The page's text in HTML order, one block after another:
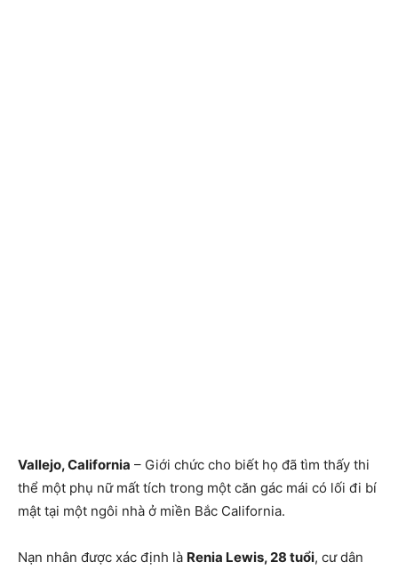
Vallejo, California – Giới chức cho biết họ đã tìm thấy thi
thể một phụ nữ mất tích trong một căn gác mái có lối đi bí
mật tại một ngôi nhà ở miền Bắc California.
Nạn nhân được xác định là Renia Lewis, 28 tuổi, cư dân